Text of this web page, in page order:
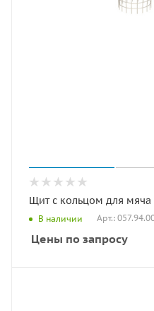
Щит с кольцом для мяча
В наличии Арт.:
Цены по запросу